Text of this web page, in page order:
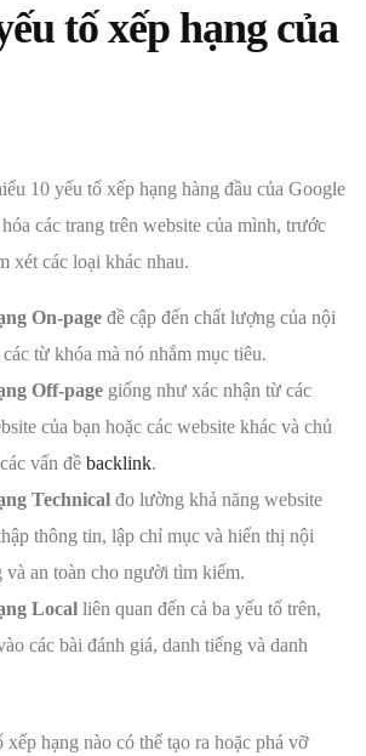
tố xếp hạng của
10 yếu tố xếp hạng hàng đầu của Google
các trang trên website của mình, trước
xét các loại khác nhau.
On-page đề cập đến chất lượng của nội
từ khóa mà nó nhắm mục tiêu.
Off-page giống như xác nhận từ các
của bạn hoặc các website khác và chủ
vấn đề backlink.
Technical đo lường khả năng website
thông tin, lập chỉ mục và hiển thị nội
và an toàn cho người tìm kiếm.
Local liên quan đến cả ba yếu tố trên,
các bài đánh giá, danh tiếng và danh
hạng nào có thể tạo ra hoặc phá vỡ